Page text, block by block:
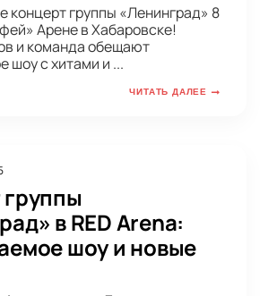
концерт группы «Ленинград» 8
Арене в Хабаровске!
и команда обещают
шоу с хитами и ...
ЧИТАТЬ ДАЛЕЕ
в RED Arena:
шоу и новые